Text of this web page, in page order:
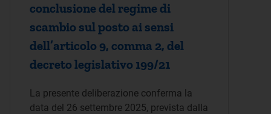
conclusione del regime di
scambio sul posto ai sensi
dell’articolo 9, comma 2, del
decreto legislativo 199/21
La presente deliberazione conferma la
data del 26 settembre 2025, prevista dalla